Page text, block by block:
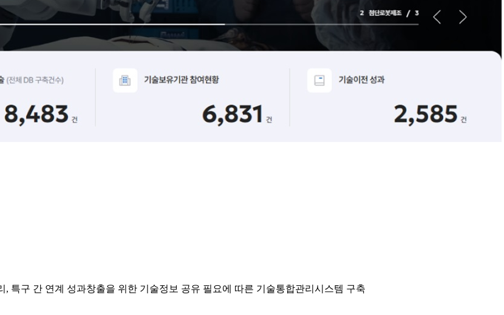
특구 간 연계 성과창출을 위한 기술정보 공유 필요에 따른 기술통합관리시스템 구축